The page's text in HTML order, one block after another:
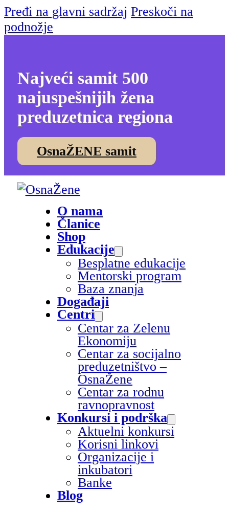
Pređi na glavni sadržaj Preskoči na
podnožje
Najveći samit 500
najuspešnijih žena
preduzetnica regiona
OsnaŽENE samit
O nama
Članice
Shop
Edukacije
Besplatne edukacije
Mentorski program
Baza znanja
Događaji
Centri
Centar za Zelenu
Ekonomiju
Centar za socijalno
preduzetništvo –
OsnaŽene
Centar za rodnu
ravnopravnost
Konkursi i podrška
Aktuelni konkursi
Korisni linkovi
Organizacije i
inkubatori
Banke
Blog